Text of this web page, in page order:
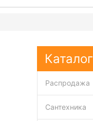
Каталог
Распродажа
Сантехника